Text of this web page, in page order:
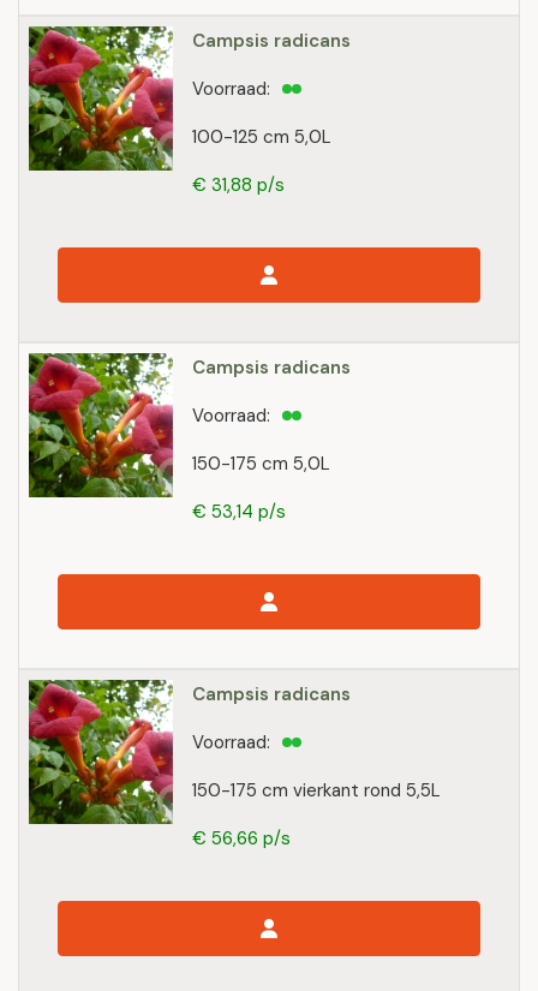
Campsis radicans
100-125 cm 5,0L
Voorraad:
€ 31,88 p/s
Campsis radicans
150-175 cm 5,0L
Voorraad:
€ 53,14 p/s
Campsis radicans
150-175 cm vierkant rond 5,5L
Voorraad:
€ 56,66 p/s